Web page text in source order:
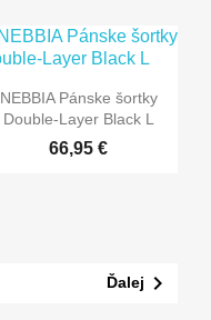
NEBBIA Pánske šortky
Double-Layer Black L
66,95 €
Ďalej 